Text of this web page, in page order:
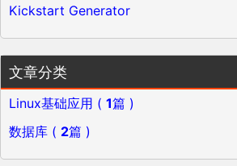
Kickstart Generator
文章分类
Linux基础应用 ( 1篇 )
数据库 ( 2篇 )